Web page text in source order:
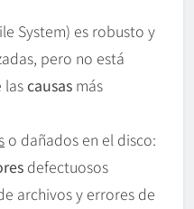
System) es robusto y
pero no está
lascausas más
o dañados en el disco:
defectuosos
archivos y errores de